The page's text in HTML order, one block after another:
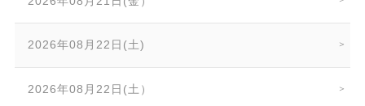
2026年08月22日(土)
2026年08月22日(土）